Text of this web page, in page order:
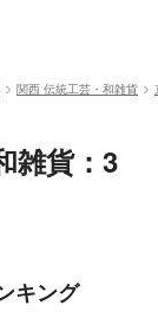
関西 伝統工芸・和雑貨
雑貨：3
キング